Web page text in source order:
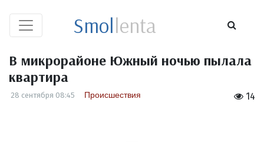
Smollenta
В микрорайоне Южный ночью пылала
квартира
14
28 сентября 08:45 Происшествия